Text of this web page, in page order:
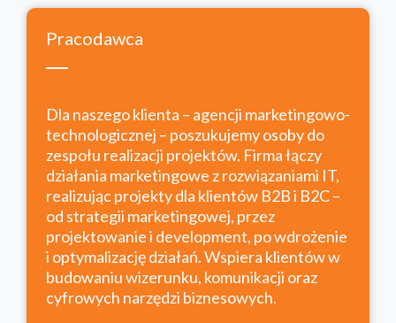
Pracodawca
Dla naszego klienta – agencji marketingowo-
technologicznej – poszukujemy osoby do
zespołu realizacji projektów. Firma łączy
działania marketingowe z rozwiązaniami IT,
realizując projekty dla klientów B2B i B2C –
od strategii marketingowej, przez
projektowanie i development, po wdrożenie
i optymalizację działań. Wspiera klientów w
budowaniu wizerunku, komunikacji oraz
cyfrowych narzędzi biznesowych.